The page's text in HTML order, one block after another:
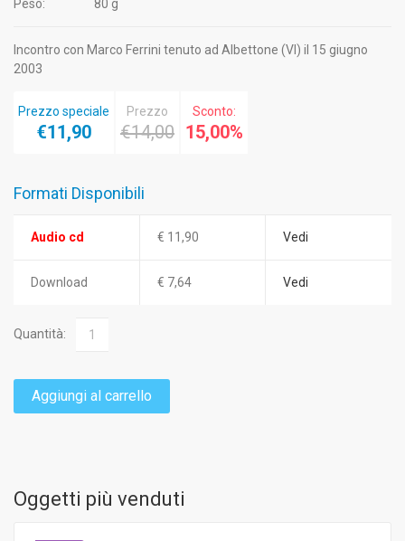
Peso:
80 g
Incontro con Marco Ferrini tenuto ad Albettone (VI) il 15 giugno
2003
Prezzo speciale
€11,90
Prezzo
€14,00
Sconto:
15,00%
Formati Disponibili
Audio cd € 11,90 Vedi
Download € 7,64 Vedi
Quantità:
Aggiungi al carrello
Oggetti più venduti